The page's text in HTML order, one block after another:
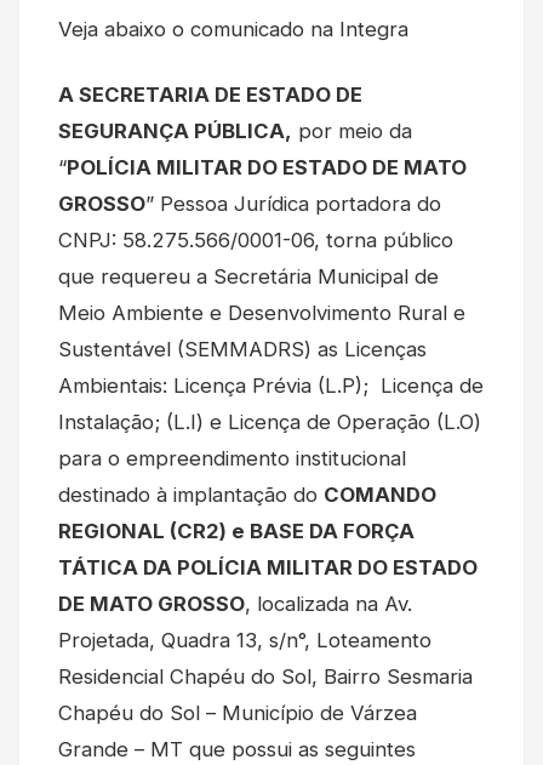
Veja abaixo o comunicado na Integra
A SECRETARIA DE ESTADO DE
SEGURANÇA PÚBLICA, por meio da
“POLÍCIA MILITAR DO ESTADO DE MATO
GROSSO” Pessoa Jurídica portadora do
CNPJ: 58.275.566/0001-06, torna público
que requereu a Secretária Municipal de
Meio Ambiente e Desenvolvimento Rural e
Sustentável (SEMMADRS) as Licenças
Ambientais: Licença Prévia (L.P); Licença de
Instalação; (L.I) e Licença de Operação (L.O)
para o empreendimento institucional
destinado à implantação do COMANDO
REGIONAL (CR2) e BASE DA FORÇA
TÁTICA DA POLÍCIA MILITAR DO ESTADO
DE MATO GROSSO, localizada na Av.
Projetada, Quadra 13, s/n°, Loteamento
Residencial Chapéu do Sol, Bairro Sesmaria
Chapéu do Sol – Município de Várzea
Grande – MT que possui as seguintes